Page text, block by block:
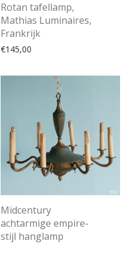
Rotan tafellamp,
Mathias Luminaires,
Frankrijk
€145,00
Midcentury
achtarmige empire-
stijl hanglamp